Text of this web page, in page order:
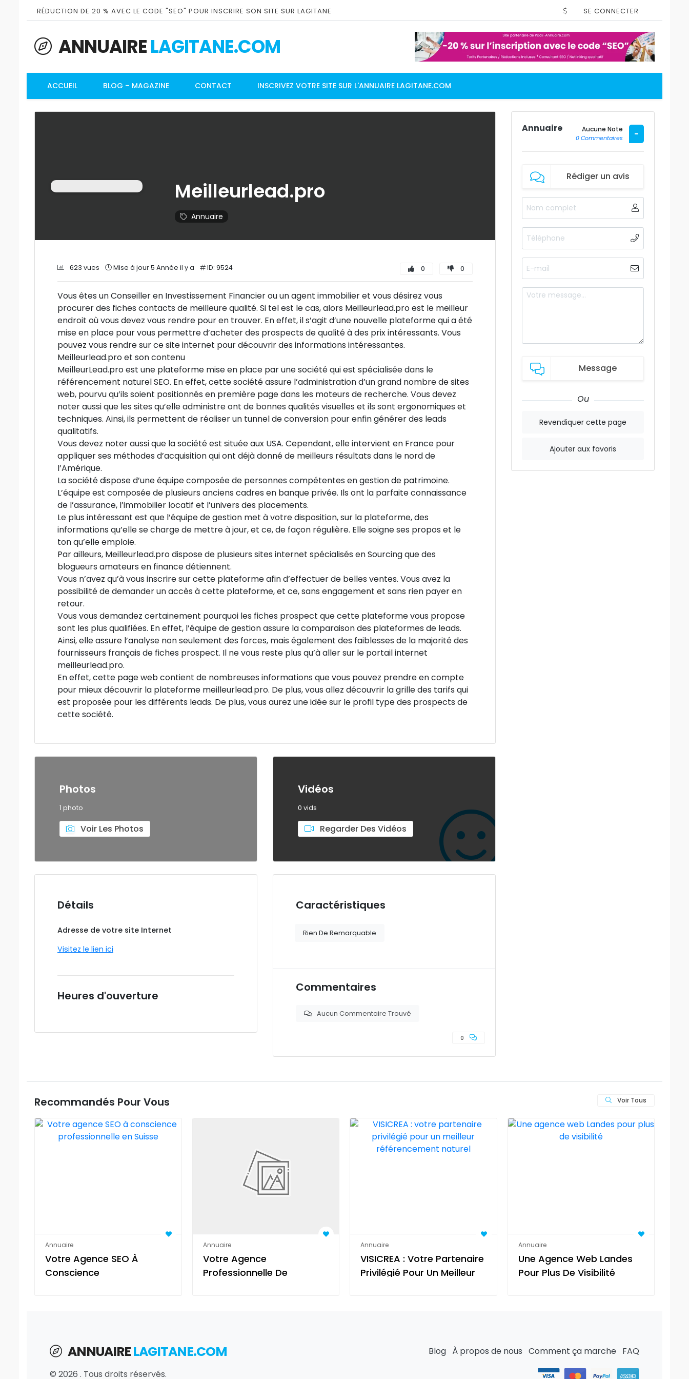
RÉDUCTION DE 20 % AVEC LE CODE "SEO" POUR INSCRIRE SON SITE SUR LAGITANE SE CONNECTER
ANNUAIRELAGITANE.COM
ACCUEIL BLOG – MAGAZINE CONTACT INSCRIVEZ VOTRE SITE SUR L'ANNUAIRE LAGITANE.COM
Meilleurlead.pro
Annuaire
623 vues Mise à jour 5 Année il y a ID: 9524 0 0
Vous êtes un Conseiller en Investissement Financier ou un agent immobilier et vous désirez vous
procurer des fiches contacts de meilleure qualité. Si tel est le cas, alors Meilleurlead.pro est le meilleur
endroit où vous devez vous rendre pour en trouver. En effet, il s’agit d’une nouvelle plateforme qui a été
mise en place pour vous permettre d’acheter des prospects de qualité à des prix intéressants. Vous
pouvez vous rendre sur ce site internet pour découvrir des informations intéressantes.
Meilleurlead.pro et son contenu
MeilleurLead.pro est une plateforme mise en place par une société qui est spécialisée dans le
référencement naturel SEO. En effet, cette société assure l’administration d’un grand nombre de sites
web, pourvu qu’ils soient positionnés en première page dans les moteurs de recherche. Vous devez
noter aussi que les sites qu’elle administre ont de bonnes qualités visuelles et ils sont ergonomiques et
techniques. Ainsi, ils permettent de réaliser un tunnel de conversion pour enfin générer des leads
qualitatifs.
Vous devez noter aussi que la société est située aux USA. Cependant, elle intervient en France pour
appliquer ses méthodes d’acquisition qui ont déjà donné de meilleurs résultats dans le nord de
l’Amérique.
La société dispose d’une équipe composée de personnes compétentes en gestion de patrimoine.
L’équipe est composée de plusieurs anciens cadres en banque privée. Ils ont la parfaite connaissance
de l’assurance, l’immobilier locatif et l’univers des placements.
Le plus intéressant est que l’équipe de gestion met à votre disposition, sur la plateforme, des
informations qu’elle se charge de mettre à jour, et ce, de façon régulière. Elle soigne ses propos et le
ton qu’elle emploie.
Par ailleurs, Meilleurlead.pro dispose de plusieurs sites internet spécialisés en Sourcing que des
blogueurs amateurs en finance détiennent.
Vous n’avez qu’à vous inscrire sur cette plateforme afin d’effectuer de belles ventes. Vous avez la
possibilité de demander un accès à cette plateforme, et ce, sans engagement et sans rien payer en
retour.
Vous vous demandez certainement pourquoi les fiches prospect que cette plateforme vous propose
sont les plus qualifiées. En effet, l’équipe de gestion assure la comparaison des plateformes de leads.
Ainsi, elle assure l’analyse non seulement des forces, mais également des faiblesses de la majorité des
fournisseurs français de fiches prospect. Il ne vous reste plus qu’à aller sur le portail internet
meilleurlead.pro.
En effet, cette page web contient de nombreuses informations que vous pouvez prendre en compte
pour mieux découvrir la plateforme meilleurlead.pro. De plus, vous allez découvrir la grille des tarifs qui
est proposée pour les différents leads. De plus, vous aurez une idée sur le profil type des prospects de
cette société.
Photos
1 photo
Voir Les Photos
Vidéos
0 vids
Regarder Des Vidéos
Détails
Adresse de votre site Internet
Visitez le lien ici
Heures d'ouverture
Caractéristiques
Rien De Remarquable
Commentaires
Aucun Commentaire Trouvé
0
Annuaire Aucune Note
0 Commentaires -
Rédiger un avis
Message
Ou
Revendiquer cette page
Ajouter aux favoris
Voir Tous
Recommandés Pour Vous
Annuaire
Votre Agence SEO À
Conscience
Annuaire
Votre Agence
Professionnelle De
Annuaire
VISICREA : Votre Partenaire
Privilégié Pour Un Meilleur
Annuaire
Une Agence Web Landes
Pour Plus De Visibilité
ANNUAIRELAGITANE.COM Blog À propos de nous Comment ça marche FAQ
© 2026 . Tous droits réservés.